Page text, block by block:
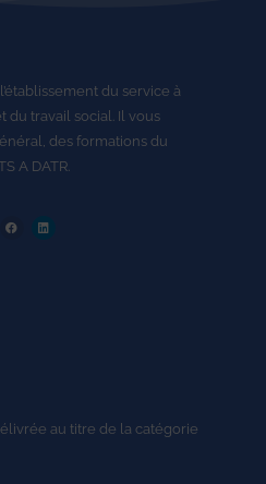
du service à
du travail social. Il vous
des formations du
A DATR.
au titre de la catégorie